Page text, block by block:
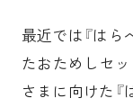
最近では『はら
たおためしセ
さまに向けた